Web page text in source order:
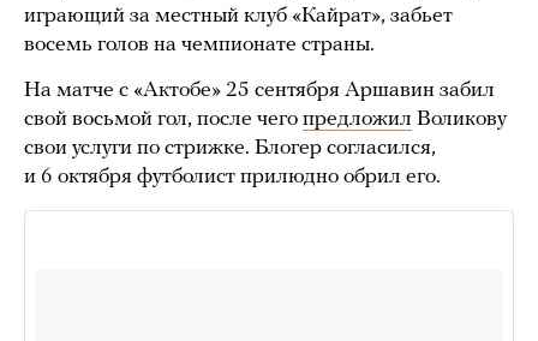
играющий за местный клуб «Кайрат», забьет
восемь голов на чемпионате страны.
На матче с «Актобе» 25 сентября Аршавин забил
свой восьмой гол, после чего предложил Воликову
свои услуги по стрижке. Блогер согласился,
и 6 октября футболист прилюдно обрил его.